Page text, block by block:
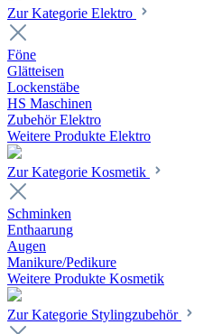
Zur Kategorie Elektro
Föne
Glätteisen
Lockenstäbe
HS Maschinen
Zubehör Elektro
Weitere Produkte Elektro
Zur Kategorie Kosmetik
Schminken
Enthaarung
Augen
Manikure/Pedikure
Weitere Produkte Kosmetik
Zur Kategorie Stylingzubehör